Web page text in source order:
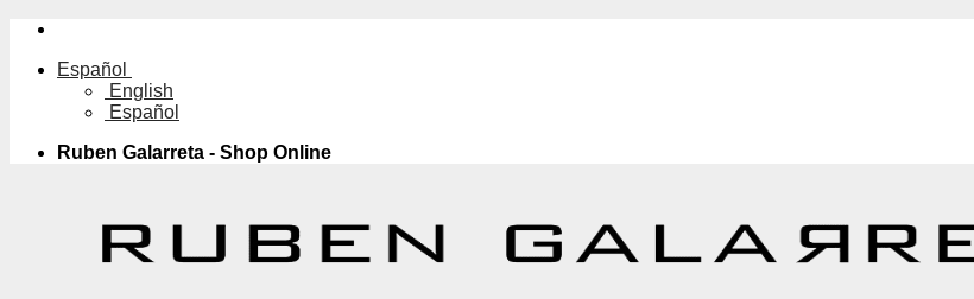
Saltar
contenidoEspañol
English
Español
Ruben Galarreta - Shop Online